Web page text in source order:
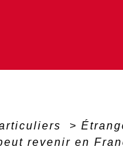
>
revenir en